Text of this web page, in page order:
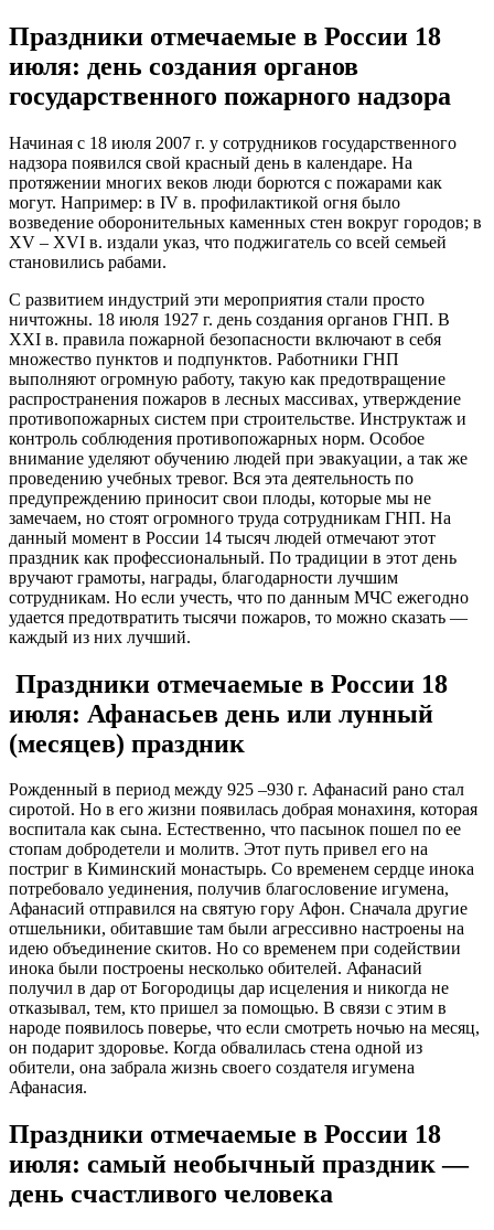
Праздники отмечаемые в России 18
июля: день создания органов
государственного пожарного надзора
Начиная с 18 июля 2007 г. у сотрудников государственного
надзора появился свой красный день в календаре. На
протяжении многих веков люди борются с пожарами как
могут. Например: в IV в. профилактикой огня было
возведение оборонительных каменных стен вокруг городов; в
XV – XVI в. издали указ, что поджигатель со всей семьей
становились рабами.
С развитием индустрий эти мероприятия стали просто
ничтожны. 18 июля 1927 г. день создания органов ГНП. В
XXI в. правила пожарной безопасности включают в себя
множество пунктов и подпунктов. Работники ГНП
выполняют огромную работу, такую как предотвращение
распространения пожаров в лесных массивах, утверждение
противопожарных систем при строительстве. Инструктаж и
контроль соблюдения противопожарных норм. Особое
внимание уделяют обучению людей при эвакуации, а так же
проведению учебных тревог. Вся эта деятельность по
предупреждению приносит свои плоды, которые мы не
замечаем, но стоят огромного труда сотрудникам ГНП. На
данный момент в России 14 тысяч людей отмечают этот
праздник как профессиональный. По традиции в этот день
вручают грамоты, награды, благодарности лучшим
сотрудникам. Но если учесть, что по данным МЧС ежегодно
удается предотвратить тысячи пожаров, то можно сказать —
каждый из них лучший.
Праздники отмечаемые в России 18
июля: Афанасьев день или лунный
(месяцев) праздник
Рожденный в период между 925 –930 г. Афанасий рано стал
сиротой. Но в его жизни появилась добрая монахиня, которая
воспитала как сына. Естественно, что пасынок пошел по ее
стопам добродетели и молитв. Этот путь привел его на
постриг в Киминский монастырь. Со временем сердце инока
потребовало уединения, получив благословение игумена,
Афанасий отправился на святую гору Афон. Сначала другие
отшельники, обитавшие там были агрессивно настроены на
идею объединение скитов. Но со временем при содействии
инока были построены несколько обителей. Афанасий
получил в дар от Богородицы дар исцеления и никогда не
отказывал, тем, кто пришел за помощью. В связи с этим в
народе появилось поверье, что если смотреть ночью на месяц,
он подарит здоровье. Когда обвалилась стена одной из
обители, она забрала жизнь своего создателя игумена
Афанасия.
Праздники отмечаемые в России 18
июля: самый необычный праздник —
день счастливого человека